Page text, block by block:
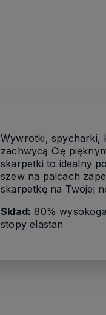
Wywrotki, spycharki,
zachwycą Cię
skarpetki to idealny
szew na palcach
skarpetkę na Twojej
Skład: 80%
stopy elastan